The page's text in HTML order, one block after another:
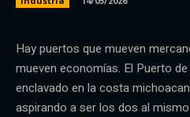
Hay puertos que mueven
mueven economías. El Puerto
enclavado en la costa
aspirando a ser los dos al